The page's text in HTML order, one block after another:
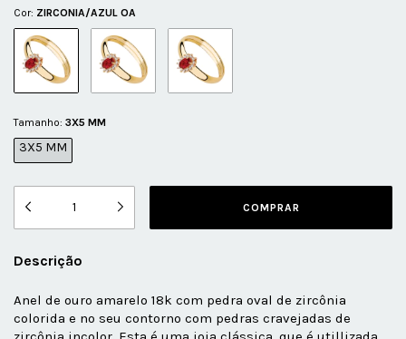
Cor: ZIRCONIA/AZUL OA
Tamanho: 3X5 MM
3X5 MM
Descrição
Anel de ouro amarelo 18k com pedra oval de zircônia
colorida e no seu contorno com pedras cravejadas de